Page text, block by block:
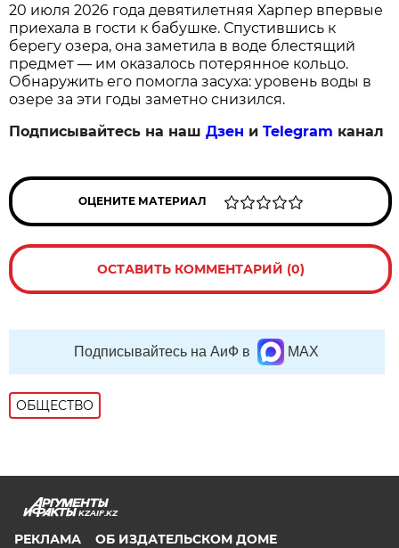
20 июля 2026 года девятилетняя Харпер впервые
приехала в гости к бабушке. Спустившись к
берегу озера, она заметила в воде блестящий
предмет — им оказалось потерянное кольцо.
Обнаружить его помогла засуха: уровень воды в
озере за эти годы заметно снизился.
Подписывайтесь на нашДзен иTelegram канал
ОЦЕНИТЕ МАТЕРИАЛ
ОСТАВИТЬ КОММЕНТАРИЙ (0)
Подписывайтесь на АиФ в MAX
ОБЩЕСТВО
KZAIF.KZ
РЕКЛАМА
ОБ ИЗДАТЕЛЬСКОМ ДОМЕ